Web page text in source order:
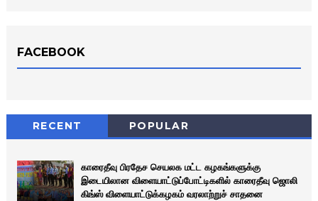
FACEBOOK
RECENT POPULAR
காரைதீவு பிரதேச செயலக மட்ட கழகங்களுக்கு
இடையிலான விளையாட்டுப்போட்டிகளில் காரைதீவு ஜொலி
கிங்ஸ் விளையாட்டுக்கழகம் வரலாற்றுச் சாதனை